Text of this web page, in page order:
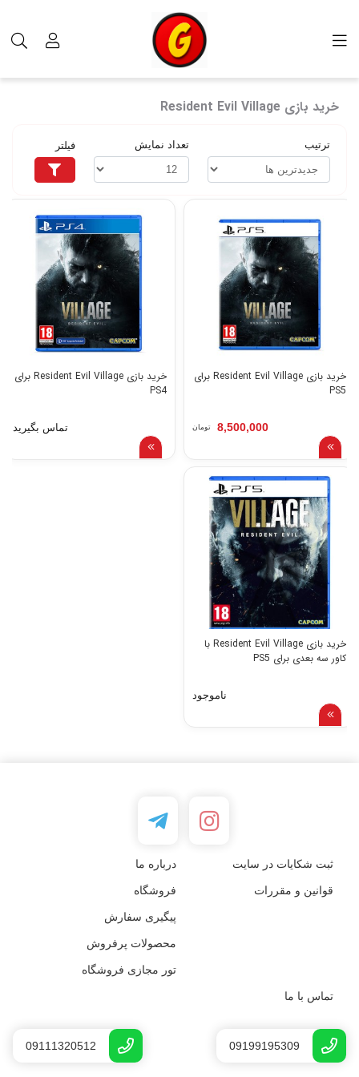
خرید بازی Resident Evil Village
ترتیب تعداد نمایش فیلتر
خرید بازی Resident Evil Village برای
PS5
8,500,000 تومان
خرید بازی Resident Evil Village برای
PS4
تماس بگیرید
خرید بازی Resident Evil Village با
کاور سه بعدی برای PS5
ناموجود
ثبت شکایات در سایت درباره ما
قوانین و مقررات فروشگاه
پیگیری سفارش
محصولات پرفروش
تور مجازی فروشگاه
تماس با ما
09199195309
09111320512